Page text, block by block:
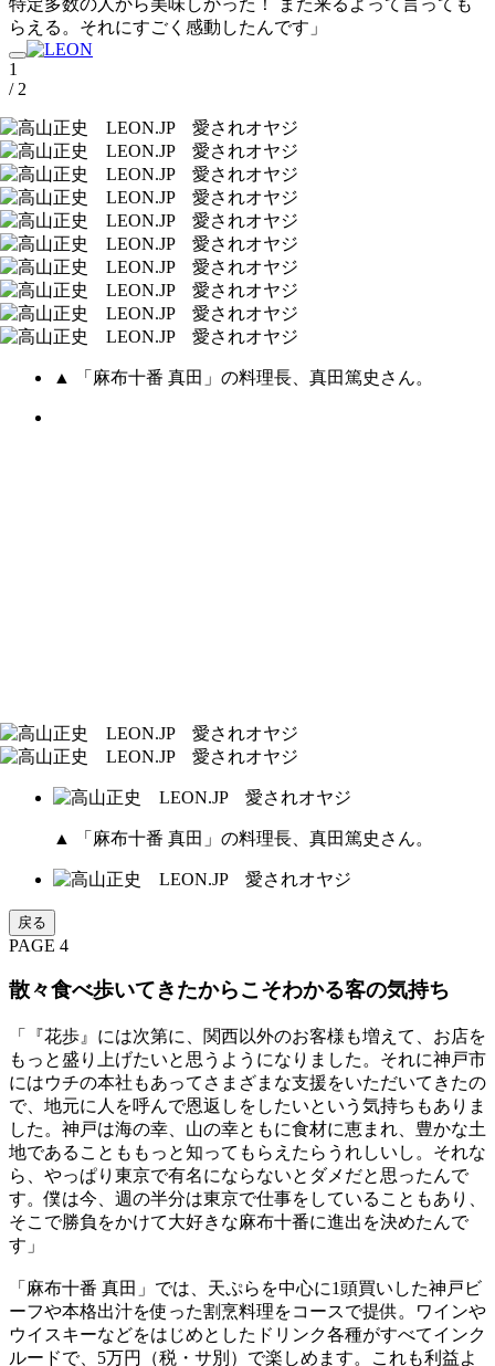
らえる。それにすごく感動したんです」
1
/ 2
▲ 「麻布十番 真田」の料理長、真田篤史さん。
▲ 「麻布十番 真田」の料理長、真田篤史さん。
戻る
PAGE 4
散々食べ歩いてきたからこそわかる客の気持ち
「『花歩』には次第に、関西以外のお客様も増えて、お店を
もっと盛り上げたいと思うようになりました。それに神戸市
にはウチの本社もあってさまざまな支援をいただいてきたの
で、地元に人を呼んで恩返しをしたいという気持ちもありま
した。神戸は海の幸、山の幸ともに食材に恵まれ、豊かな土
地であることももっと知ってもらえたらうれしいし。それな
ら、やっぱり東京で有名にならないとダメだと思ったんで
す。僕は今、週の半分は東京で仕事をしていることもあり、
そこで勝負をかけて大好きな麻布十番に進出を決めたんで
す」
「麻布十番 真田」では、天ぷらを中心に1頭買いした神戸ビ
ーフや本格出汁を使った割烹料理をコースで提供。ワインや
ウイスキーなどをはじめとしたドリンク各種がすべてインク
ルードで、5万円（税・サ別）で楽しめます。これも利益よ